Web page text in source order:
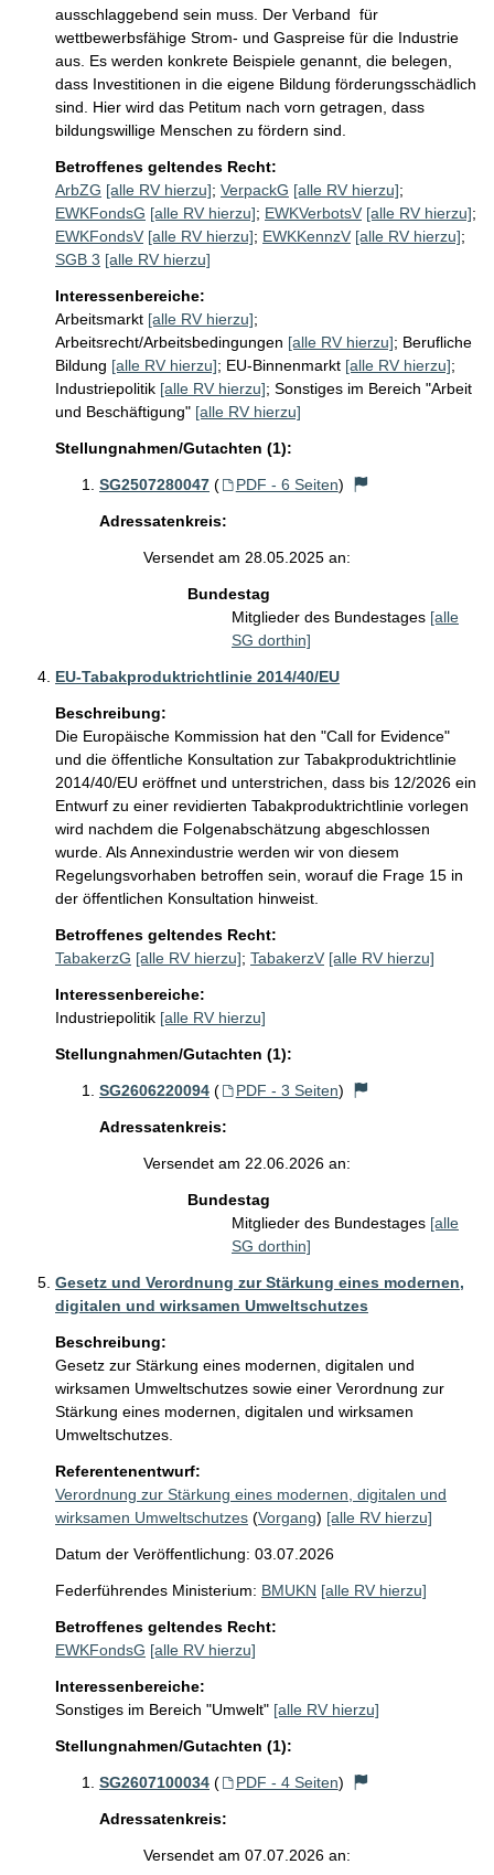
ausschlaggebend sein muss. Der Verband  für
wettbewerbsfähige Strom- und Gaspreise für die Industrie
aus. Es werden konkrete Beispiele genannt, die belegen,
dass Investitionen in die eigene Bildung förderungsschädlich
sind. Hier wird das Petitum nach vorn getragen, dass
bildungswillige Menschen zu fördern sind.
Betroffenes geltendes Recht:
ArbZG [alle RV hierzu]; VerpackG [alle RV hierzu];
EWKFondsG [alle RV hierzu]; EWKVerbotsV [alle RV hierzu];
EWKFondsV [alle RV hierzu]; EWKKennzV [alle RV hierzu];
SGB 3 [alle RV hierzu]
Interessenbereiche:
Arbeitsmarkt [alle RV hierzu];
Arbeitsrecht/Arbeitsbedingungen [alle RV hierzu]; Berufliche
Bildung [alle RV hierzu]; EU-Binnenmarkt [alle RV hierzu];
Industriepolitik [alle RV hierzu]; Sonstiges im Bereich "Arbeit
und Beschäftigung" [alle RV hierzu]
Stellungnahmen/Gutachten (1):
SG2507280047 ( PDF - 6 Seiten)
Adressatenkreis:
Versendet am 28.05.2025 an:
Bundestag
Mitglieder des Bundestages [alle
SG dorthin]
EU-Tabakproduktrichtlinie 2014/40/EU
Beschreibung:
Die Europäische Kommission hat den "Call for Evidence"
und die öffentliche Konsultation zur Tabakproduktrichtlinie
2014/40/EU eröffnet und unterstrichen, dass bis 12/2026 ein
Entwurf zu einer revidierten Tabakproduktrichtlinie vorlegen
wird nachdem die Folgenabschätzung abgeschlossen
wurde. Als Annexindustrie werden wir von diesem
Regelungsvorhaben betroffen sein, worauf die Frage 15 in
der öffentlichen Konsultation hinweist.
Betroffenes geltendes Recht:
TabakerzG [alle RV hierzu]; TabakerzV [alle RV hierzu]
Interessenbereiche:
Industriepolitik [alle RV hierzu]
Stellungnahmen/Gutachten (1):
SG2606220094 ( PDF - 3 Seiten)
Adressatenkreis:
Versendet am 22.06.2026 an:
Bundestag
Mitglieder des Bundestages [alle
SG dorthin]
Gesetz und Verordnung zur Stärkung eines modernen,
digitalen und wirksamen Umweltschutzes
Beschreibung:
Gesetz zur Stärkung eines modernen, digitalen und
wirksamen Umweltschutzes sowie einer Verordnung zur
Stärkung eines modernen, digitalen und wirksamen
Umweltschutzes.
Referentenentwurf:
Verordnung zur Stärkung eines modernen, digitalen und
wirksamen Umweltschutzes (Vorgang) [alle RV hierzu]
Datum der Veröffentlichung: 03.07.2026
Federführendes Ministerium: BMUKN [alle RV hierzu]
Betroffenes geltendes Recht:
EWKFondsG [alle RV hierzu]
Interessenbereiche:
Sonstiges im Bereich "Umwelt" [alle RV hierzu]
Stellungnahmen/Gutachten (1):
SG2607100034 ( PDF - 4 Seiten)
Adressatenkreis:
Versendet am 07.07.2026 an: